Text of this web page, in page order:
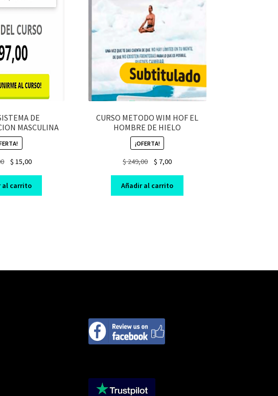
DE
MASCULINA
Original
was:
$ 597,00.
$ 15,00Current
is:
$ 15,00.
al carrito
CURSO METODO WIM HOF EL
HOMBRE DE HIELO
¡OFERTA!
$249,00
Original
was:
$ 249,00.
$ 7,00Current
is:
$ 7,00.
Añadir al carrito